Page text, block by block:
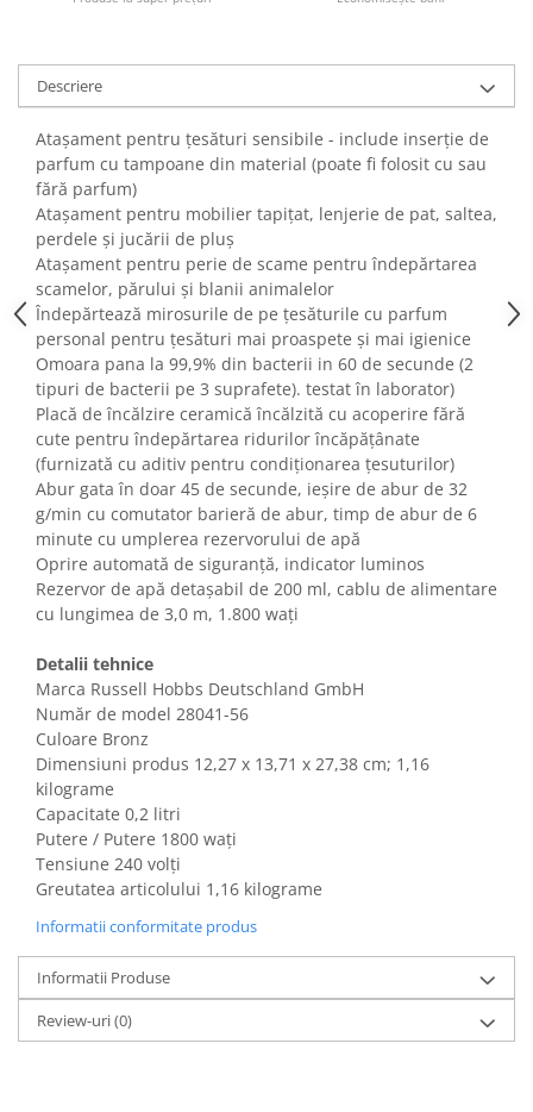
Purificatoare de aer
Fashion
Bijuterii
Ceasuri barbatesti
Ceasuri dama
Cutii, curele si accesorii ceasuri
Genti si accesorii barbati
Genti si accesorii femei
Imbracaminte barbati
Imbracaminte femei
Imbracaminte si Incaltaminte copii
Incaltaminte barbati
Incaltaminte femei
Ochelari de soare
Ochelari de vedere
Gaming, Carti & Birotica
Birotica & Papetarie
Console, Jocuri & Accesorii
Accesorii aparate de ras electrice
Accesorii aparate hair styling
Aparate & Accesorii ingrijire
personala
Aparate cosmetice
Articole Sanatate si Wellness
Consumabile sanitare
Cosmetice si produse ingrijire
personala
Jucarii, Copii & Bebe
Camera copilului
Hrana bebelusi
Descriere
Atașament pentru țesături sensibile - include inserție de
parfum cu tampoane din material (poate fi folosit cu sau
fără parfum)
Atașament pentru mobilier tapițat, lenjerie de pat, saltea,
perdele și jucării de pluș
Atașament pentru perie de scame pentru îndepărtarea
scamelor, părului și blanii animalelor
Îndepărtează mirosurile de pe țesăturile cu parfum
personal pentru țesături mai proaspete și mai igienice
Omoara pana la 99,9% din bacterii in 60 de secunde (2
tipuri de bacterii pe 3 suprafete). testat în laborator)
Placă de încălzire ceramică încălzită cu acoperire fără
cute pentru îndepărtarea ridurilor încăpățânate
(furnizată cu aditiv pentru condiționarea țesuturilor)
Abur gata în doar 45 de secunde, ieșire de abur de 32
g/min cu comutator barieră de abur, timp de abur de 6
minute cu umplerea rezervorului de apă
Oprire automată de siguranță, indicator luminos
Rezervor de apă detașabil de 200 ml, cablu de alimentare
cu lungimea de 3,0 m, 1.800 wați
Detalii tehnice
Marca Russell Hobbs Deutschland GmbH
Număr de model 28041-56
Culoare Bronz
Dimensiuni produs ‎12,27 x 13,71 x 27,38 cm; 1,16
kilograme
Capacitate 0,2 litri
Putere / Putere 1800 wați
Tensiune 240 volți
Greutatea articolului ‎1,16 kilograme
Informatii conformitate produs
Informatii Produse
Review-uri(0)